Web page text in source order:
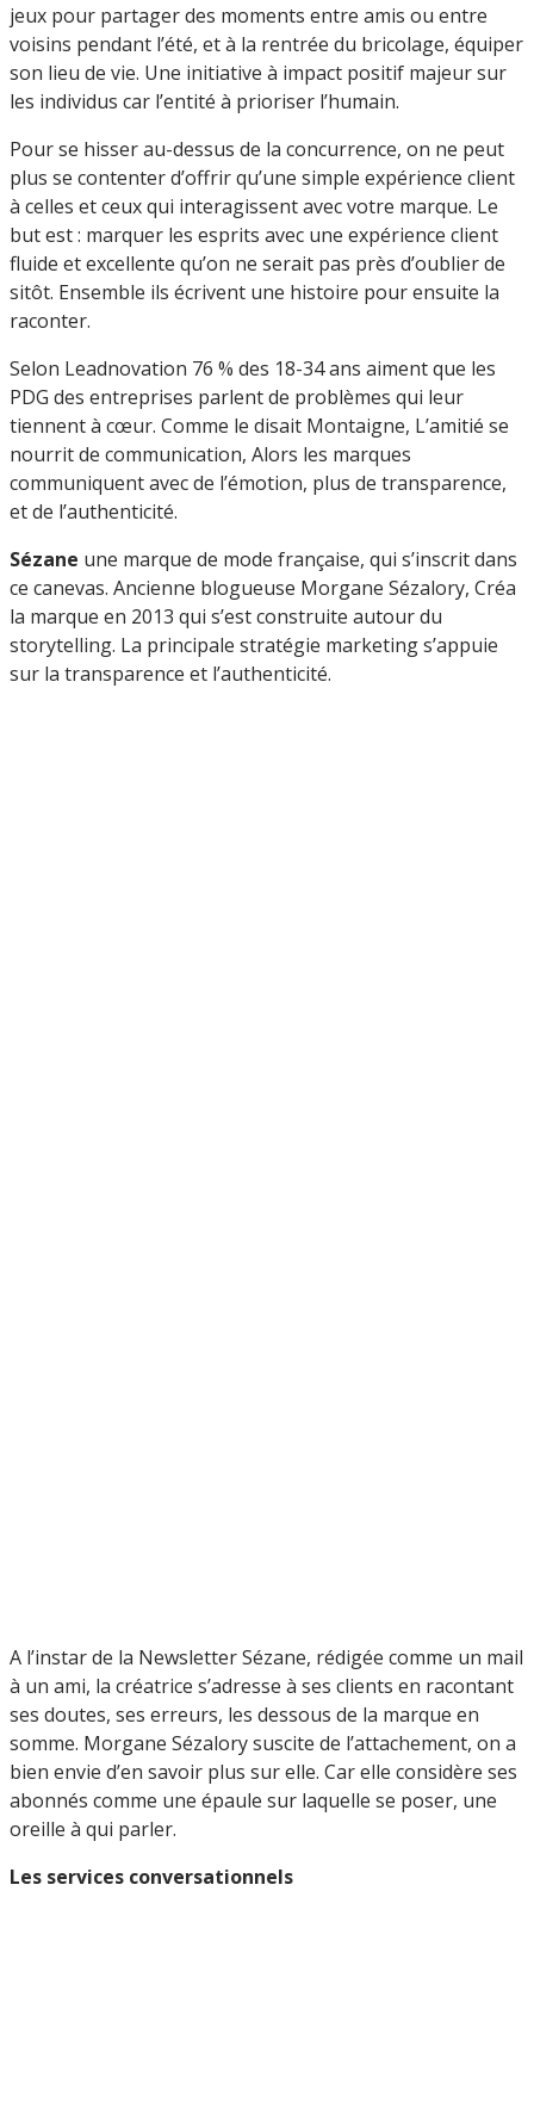
jeux pour partager des moments entre amis ou entre
voisins pendant l’été, et à la rentrée du bricolage, équiper
son lieu de vie. Une initiative à impact positif majeur sur
les individus car l’entité à prioriser l’humain.
Pour se hisser au-dessus de la concurrence, on ne peut
plus se contenter d’offrir qu’une simple expérience client
à celles et ceux qui interagissent avec votre marque. Le
but est : marquer les esprits avec une expérience client
fluide et excellente qu’on ne serait pas près d’oublier de
sitôt. Ensemble ils écrivent une histoire pour ensuite la
raconter.
Selon Leadnovation 76 % des 18-34 ans aiment que les
PDG des entreprises parlent de problèmes qui leur
tiennent à cœur. Comme le disait Montaigne, L’amitié se
nourrit de communication, Alors les marques
communiquent avec de l’émotion, plus de transparence,
et de l’authenticité.
Sézane une marque de mode française, qui s’inscrit dans
ce canevas. Ancienne blogueuse Morgane Sézalory, Créa
la marque en 2013 qui s’est construite autour du
storytelling. La principale stratégie marketing s’appuie
sur la transparence et l’authenticité.
A l’instar de la Newsletter Sézane, rédigée comme un mail
à un ami, la créatrice s’adresse à ses clients en racontant
ses doutes, ses erreurs, les dessous de la marque en
somme. Morgane Sézalory suscite de l’attachement, on a
bien envie d’en savoir plus sur elle. Car elle considère ses
abonnés comme une épaule sur laquelle se poser, une
oreille à qui parler.
Les services conversationnels